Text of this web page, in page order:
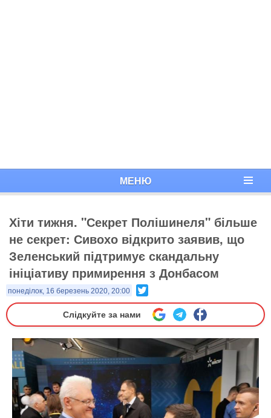
МЕНЮ
Хіти тижня. "Секрет Полішинеля" більше
не секрет: Сивохо відкрито заявив, що
Зеленський підтримує скандальну
ініціативу примирення з Донбасом
понеділок, 16 березень 2020, 20:00
Слідкуйте за нами